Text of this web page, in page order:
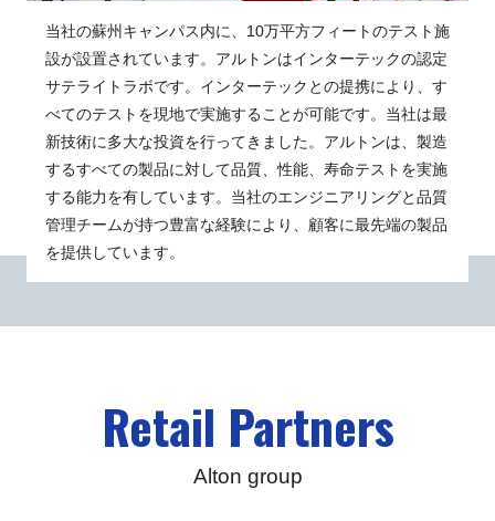
当社の蘇州キャンパス内に、10万平方フィートのテスト施
設が設置されています。アルトンはインターテックの認定
サテライトラボです。インターテックとの提携により、す
べてのテストを現地で実施することが可能です。当社は最
新技術に多大な投資を行ってきました。アルトンは、製造
するすべての製品に対して品質、性能、寿命テストを実施
する能力を有しています。当社のエンジニアリングと品質
管理チームが持つ豊富な経験により、顧客に最先端の製品
を提供しています。
Retail Partners
Alton group